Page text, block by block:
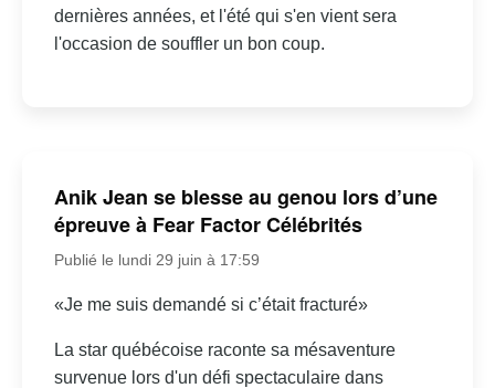
dernières années, et l'été qui s'en vient sera
l'occasion de souffler un bon coup.
Anik Jean se blesse au genou lors d’une
épreuve à Fear Factor Célébrités
Publié le lundi 29 juin à 17:59
«Je me suis demandé si c’était fracturé»
La star québécoise raconte sa mésaventure
survenue lors d'un défi spectaculaire dans